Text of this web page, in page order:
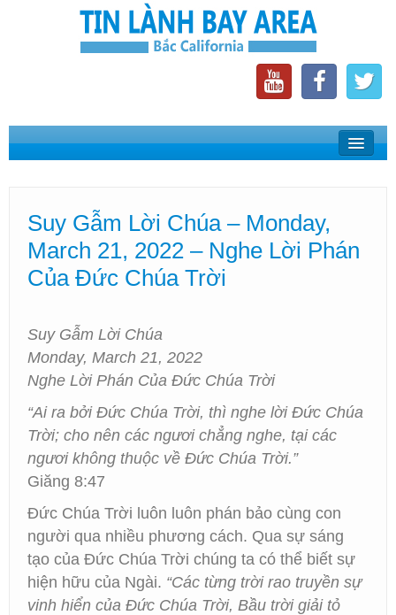
Home
Phát Thanh Tin Lành Bay Area
Các Hội Thánh Bắc California
Suy Gẫm Lời Chúa – Monday,
March 21, 2022 – Nghe Lời Phán
Của Đức Chúa Trời
Suy Gẫm Lời Chúa
Monday, March 21, 2022
Nghe Lời Phán Của Đức Chúa Trời
“Ai ra bởi Đức Chúa Trời, thì nghe lời Đức Chúa
Trời; cho nên các ngươi chẳng nghe, tại các
ngươi không thuộc về Đức Chúa Trời.”
Giăng 8:47
Đức Chúa Trời luôn luôn phán bảo cùng con
người qua nhiều phương cách. Qua sự sáng
tạo của Đức Chúa Trời chúng ta có thể biết sự
hiện hữu của Ngài. “Các từng trời rao truyền sự
vinh hiển của Đức Chúa Trời, Bầu trời giải tỏ